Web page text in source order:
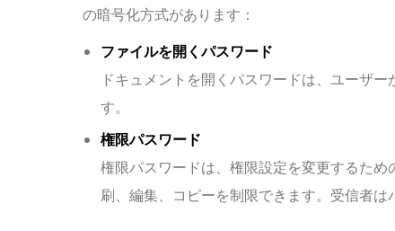
の暗号化方式があります：
ファイルを開くパスワード
ドキュメントを開くパスワードは、ユーザ
す。
権限パスワード
権限パスワードは、権限設定を変更するた
刷、編集、コピーを制限できます。受信者は